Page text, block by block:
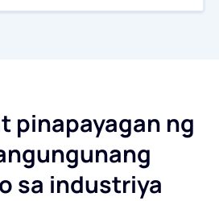
pinapayagan ng
sa industriya